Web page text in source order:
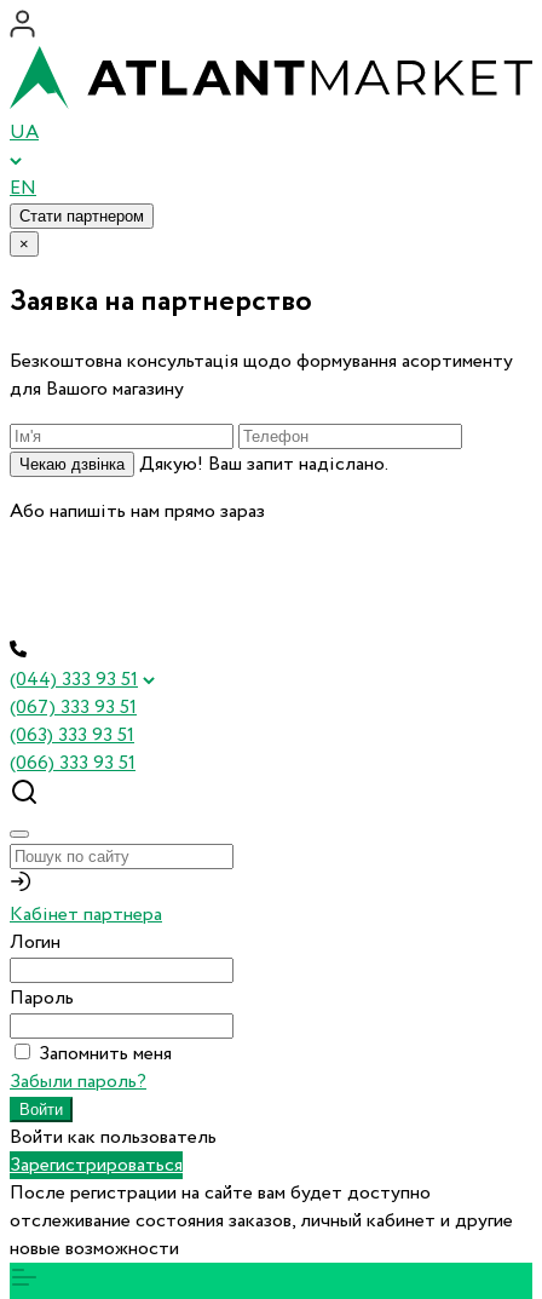
UA
EN
Стати партнером
×
Заявка на партнерство
Безкоштовна консультація щодо формування асортименту
для Вашого магазину
Чекаю дзвінка
Дякую! Ваш запит надіслано.
Або напишіть нам прямо зараз
(044) 333 93 51
(067) 333 93 51
(063) 333 93 51
(066) 333 93 51
Кабінет партнера
Логин
Пароль
Запомнить меня
Забыли пароль?
Войти как пользователь
Зарегистрироваться
После регистрации на сайте вам будет доступно
отслеживание состояния заказов, личный кабинет и другие
новые возможности